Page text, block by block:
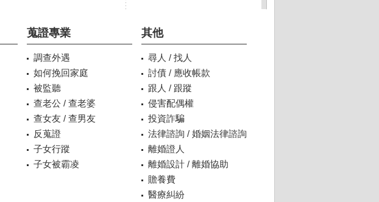
蒐證專業
調查外遇
如何挽回家庭
被監聽
查老公 / 查老婆
查女友 / 查男友
反蒐證
子女行蹤
子女被霸凌
其他
尋人 / 找人
討債 / 應收帳款
跟人 / 跟蹤
侵害配偶權
投資詐騙
法律諮詢 / 婚姻法律諮詢
離婚證人
離婚設計 / 離婚協助
贍養費
醫療糾紛